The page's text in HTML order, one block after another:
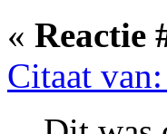
« Reactie
Citaat